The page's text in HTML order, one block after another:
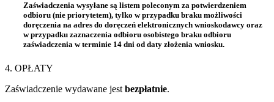
Zaświadczenia wysyłane są listem poleconym za potwierdzeniem
odbioru (nie priorytetem), tylko w przypadku braku możliwości
doręczenia na adres do doręczeń elektronicznych wnioskodawcy oraz
w przypadku zaznaczenia odbioru osobistego braku odbioru
zaświadczenia w terminie 14 dni od daty złożenia wniosku.
4. OPŁATY
Zaświadczenie wydawane jest bezpłatnie.